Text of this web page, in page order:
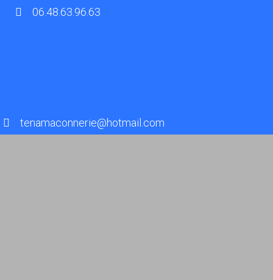
06.48.63.96.63
tenamaconnerie@hotmail.com